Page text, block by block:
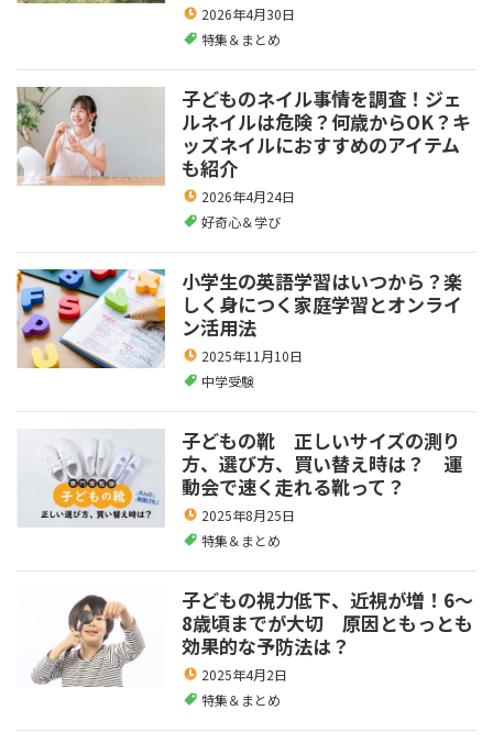
2026年4月30日
特集＆まとめ
子どものネイル事情を調査！ジェ
ルネイルは危険？何歳からOK？キ
ッズネイルにおすすめのアイテム
も紹介
2026年4月24日
好奇心＆学び
小学生の英語学習はいつから？楽
しく身につく家庭学習とオンライ
ン活用法
2025年11月10日
中学受験
子どもの靴 正しいサイズの測り
方、選び方、買い替え時は？ 運
動会で速く走れる靴って？
2025年8月25日
特集＆まとめ
子どもの視力低下、近視が増！6～
8歳頃までが大切 原因ともっとも
効果的な予防法は？
2025年4月2日
特集＆まとめ